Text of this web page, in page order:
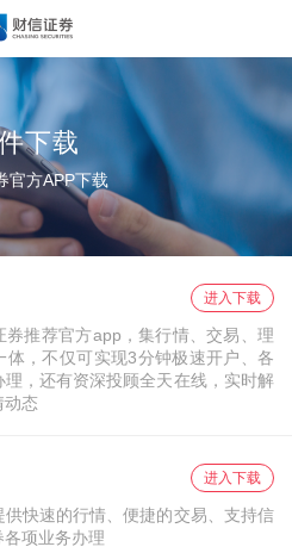
下载
官方APP下载
进入下载
券推荐官方app，集行情、交易、理
体，不仅可实现3分钟极速开户、各
，还有资深投顾全天在线，实时解
动态
进入下载
供快速的行情、便捷的交易、支持信
项业务办理